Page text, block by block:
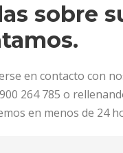
sobre
en contacto con
264 785 o
en menos de 24